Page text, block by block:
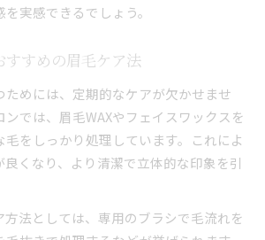
実感できるでしょう。
すすめの眉毛ケア法
ためには、定期的なケアが欠かせませ
では、眉毛WAXやフェイスワックスを
をしっかり処理しています。これによ
良くなり、より清潔で立体的な印象を引
方法としては、専用のブラシで毛流れを